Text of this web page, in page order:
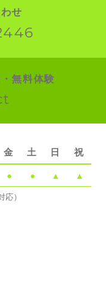
せ
無料体験
金 土 日 祝
● ● ▲ ▲
）